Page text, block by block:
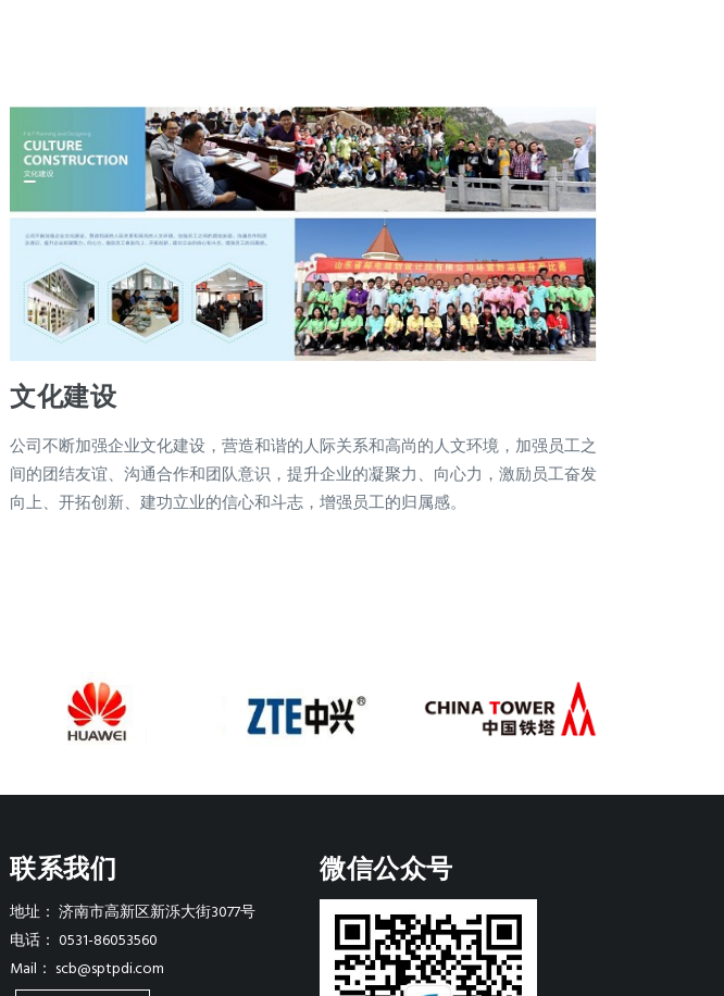
文化建设
公司不断加强企业文化建设，营造和谐的人际关系和高尚的人文环境，加强员工之
间的团结友谊、沟通合作和团队意识，提升企业的凝聚力、向心力，激励员工奋发
向上、开拓创新、建功立业的信心和斗志，增强员工的归属感。
联系我们
地址： 济南市高新区新泺大街3077号
电话： 0531-86053560
Mail： scb@sptpdi.com
微信公众号